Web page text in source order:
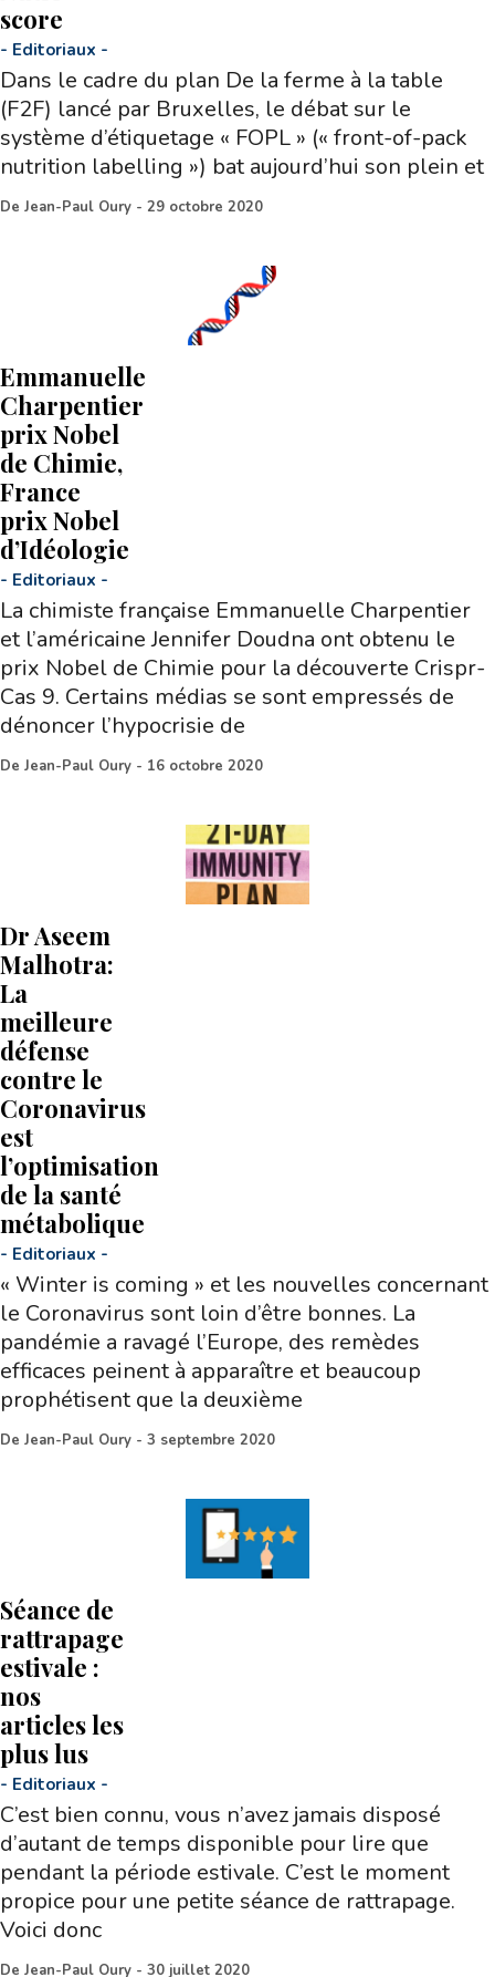
score
- Editoriaux -
Dans le cadre du plan De la ferme à la table
(F2F) lancé par Bruxelles, le débat sur le
système d’étiquetage « FOPL » (« front-of-pack
nutrition labelling ») bat aujourd’hui son plein et
De Jean-Paul Oury - 29 octobre 2020
Emmanuelle
Charpentier
prix Nobel
de Chimie,
France
prix Nobel
d’Idéologie
- Editoriaux -
La chimiste française Emmanuelle Charpentier
et l’américaine Jennifer Doudna ont obtenu le
prix Nobel de Chimie pour la découverte Crispr-
Cas 9. Certains médias se sont empressés de
dénoncer l’hypocrisie de
De Jean-Paul Oury - 16 octobre 2020
Dr Aseem
Malhotra:
La
meilleure
défense
contre le
Coronavirus
est
l’optimisation
de la santé
métabolique
- Editoriaux -
« Winter is coming » et les nouvelles concernant
le Coronavirus sont loin d’être bonnes. La
pandémie a ravagé l’Europe, des remèdes
efficaces peinent à apparaître et beaucoup
prophétisent que la deuxième
De Jean-Paul Oury - 3 septembre 2020
Séance de
rattrapage
estivale :
nos
articles les
plus lus
- Editoriaux -
C’est bien connu, vous n’avez jamais disposé
d’autant de temps disponible pour lire que
pendant la période estivale. C’est le moment
propice pour une petite séance de rattrapage.
Voici donc
De Jean-Paul Oury - 30 juillet 2020